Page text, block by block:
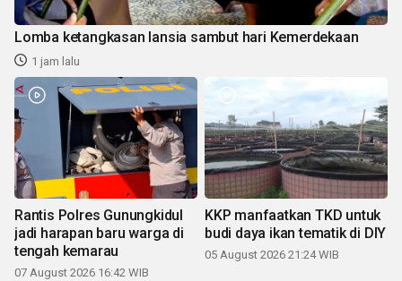
Lomba ketangkasan lansia sambut hari Kemerdekaan
1 jam lalu
Rantis Polres Gunungkidul
jadi harapan baru warga di
tengah kemarau
07 August 2026 16:42 WIB
KKP manfaatkan TKD untuk
budi daya ikan tematik di DIY
05 August 2026 21:24 WIB